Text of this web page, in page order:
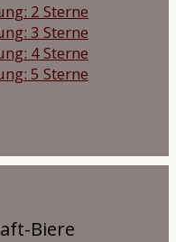
2 Sterne
3 Sterne
4 Sterne
5 Sterne
Biere